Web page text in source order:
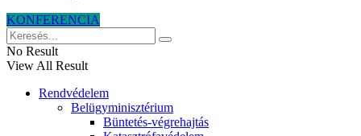
KONFERENCIA
No Result
View All Result
Rendvédelem
Belügyminisztérium
Büntetés-végrehajtás